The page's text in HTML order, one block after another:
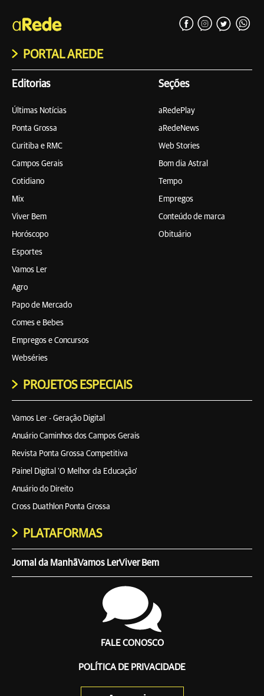
PORTAL AREDE
Editorias
Últimas Notícias
Ponta Grossa
Curitiba e RMC
Campos Gerais
Cotidiano
Mix
Viver Bem
Horóscopo
Esportes
Vamos Ler
Agro
Papo de Mercado
Comes e Bebes
Empregos e Concursos
Webséries
Seções
aRedePlay
aRedeNews
Web Stories
Bom dia Astral
Tempo
Empregos
Conteúdo de marca
Obituário
PROJETOS ESPECIAIS
Vamos Ler - Geração Digital
Anuário Caminhos dos Campos Gerais
Revista Ponta Grossa Competitiva
Painel Digital 'O Melhor da Educação'
Anuário do Direito
Cross Duathlon Ponta Grossa
PLATAFORMAS
Jornal da ManhãVamos LerViver Bem
FALE CONOSCO
POLÍTICA DE PRIVACIDADE